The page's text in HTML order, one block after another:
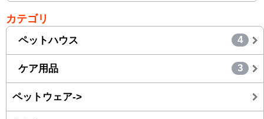
カテゴリ
4
ペットハウス
3
ケア用品
ペットウェア->